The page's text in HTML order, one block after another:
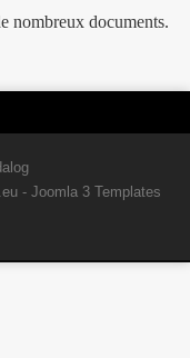
nombreux documents.
- Joomla 3 Templates